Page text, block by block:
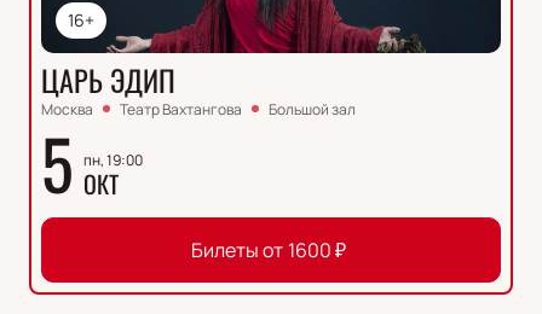
16+
ЦАРЬ ЭДИП
Москва Театр Вахтангова Большой зал
5 пн, 19:00
ОКТ
Билеты от 1600₽